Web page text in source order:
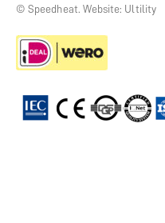
© Speedheat. Website: Ultility